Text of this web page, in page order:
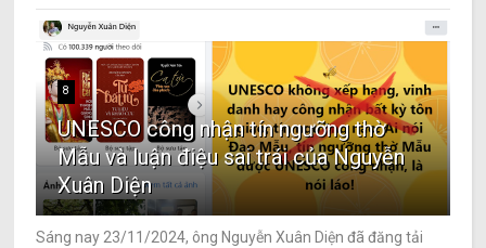
8
UNESCO công nhận tín ngưỡng thờ
Mẫu và luận điệu sai trái của Nguyễn
Xuân Diện
Sáng nay 23/11/2024, ông Nguyễn Xuân Diện đã đăng tải